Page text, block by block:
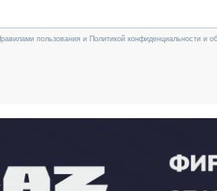
пользования и Политикой конфиденциальности и